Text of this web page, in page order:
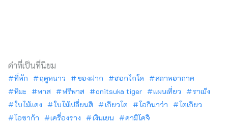
คำที่เป็นที่นิยม
ที่พัก ฤดูหนาว ของฝาก ฮอกไกโด
สภาพอากาศ
หิมะ
พาส ฟรีพาส onitsuka tiger แผนเที่ยว
ราเม็ง
ใบไม้แดง
ใบไม้เปลี่ยนสี เกียวโต โอกินาว่า
โตเกียว
โอซาก้า
เครื่องราง เงินเยน คามิโคจิ